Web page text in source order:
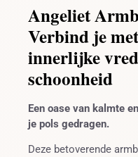
Angeliet
Verbind je met
innerlijke
schoonheid
Een oase van kalmte
je pols gedragen.
Deze betoverende